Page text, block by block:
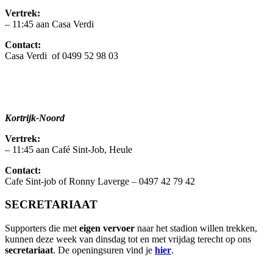
Vertrek:
– 11:45 aan Casa Verdi
Contact:
Casa Verdi of 0499 52 98 03
Kortrijk-Noord
Vertrek:
– 11:45 aan Café Sint-Job, Heule
Contact:
Cafe Sint-job of Ronny Laverge – 0497 42 79 42
SECRETARIAAT
Supporters die met eigen vervoer naar het stadion willen trekken,
kunnen deze week van dinsdag tot en met vrijdag terecht op ons
secretariaat. De openingsuren vind je hier.